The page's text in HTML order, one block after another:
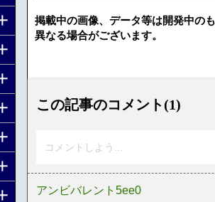
掲載中の画像、データ等は開発中の
異なる場合がございます。
この記事のコメント(1)
コメントしよう...
アンビバレント5ee0